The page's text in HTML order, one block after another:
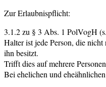
Zur Erlaubnispflicht:
3.1.2 zu § 3 Abs. 1 PolVogH
Halter ist jede Person, die
ihn besitzt.
Trifft dies auf mehrere
Bei ehelichen und